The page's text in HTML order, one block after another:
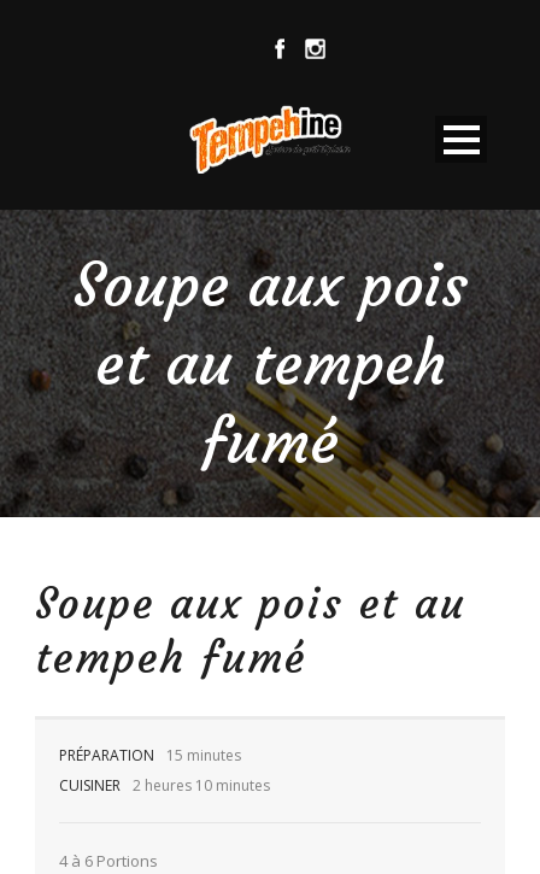
Soupe aux pois
et au tempeh
fumé
Soupe aux pois et au
tempeh fumé
PRÉPARATION
15 minutes
CUISINER 2 heures 10 minutes
4 à 6 Portions